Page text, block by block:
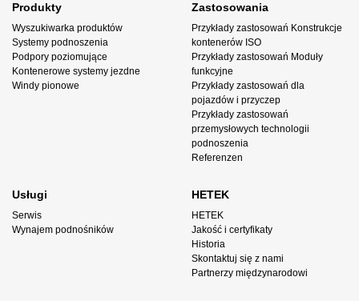
Produkty
Wyszukiwarka produktów
Systemy podnoszenia
Podpory poziomujące
Kontenerowe systemy jezdne
Windy pionowe
Zastosowania
Przykłady zastosowań Konstrukcje
kontenerów ISO
Przykłady zastosowań Moduły
funkcyjne
Przykłady zastosowań dla
pojazdów i przyczep
Przykłady zastosowań
przemysłowych technologii
podnoszenia
Referenzen
Usługi
Serwis
Wynajem podnośników
HETEK
HETEK
Jakość i certyfikaty
Historia
Skontaktuj się z nami
Partnerzy międzynarodowi